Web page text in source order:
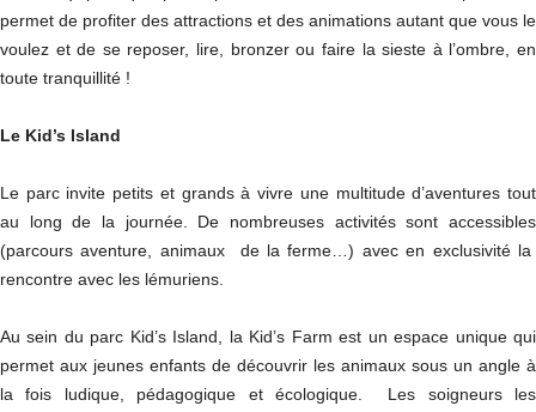
permet de profiter des attractions et des animations autant que vous le
voulez et de se reposer, lire, bronzer ou faire la sieste à l’ombre, en
toute tranquillité !
Le Kid’s Island
Le parc invite petits et grands à vivre une multitude d’aventures tout
au long de la journée. De nombreuses activités sont accessibles
(parcours aventure, animaux de la ferme…) avec en exclusivité la
rencontre avec les lémuriens.
Au sein du parc Kid’s Island, la Kid’s Farm est un espace unique qui
permet aux jeunes enfants de découvrir les animaux sous un angle à
la fois ludique, pédagogique et écologique. Les soigneurs les